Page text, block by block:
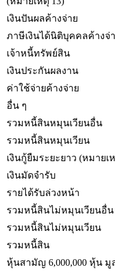
เงินปันผลค้างจ่าย
ภาษีเงินได้นิติบุคคลค้างจ่
เจ้าหนี้ทรัพย์สิน
เงินประกันผลงาน
ค่าใช้จ่ายค้างจ่าย
อื่น ๆ
รวมหนี้สินหมุนเวียนอื่น
รวมหนี้สินหมุนเวียน
เงินกู้ยืมระยะยาว (หมายเ
เงินมัดจำรับ
รายได้รับล่วงหน้า
รวมหนี้สินไม่หมุนเวียนอื่น
รวมหนี้สินไม่หมุนเวียน
รวมหนี้สิน
หุ้นสามัญ 6,000,000 หุ้น